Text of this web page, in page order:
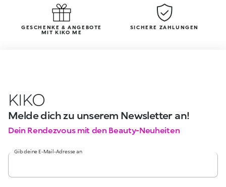
GESCHENKE & ANGEBOTE
MIT KIKO ME
SICHERE ZAHLUNGEN
KIKO
Melde dich zu unserem Newsletter an!
Dein Rendezvous mit den Beauty-Neuheiten
Gib deine E-Mail-Adresse an